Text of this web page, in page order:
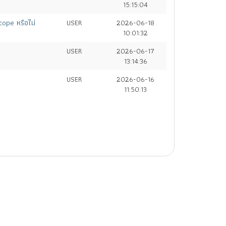
15:15:04
หรือไม่ USER
2026-06-18
10:01:32
USER
2026-06-17
13:14:36
USER
2026-06-16
11:50:13